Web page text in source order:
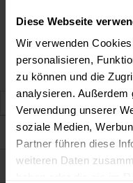
Diese Webseite
Wir verwenden
personalisieren,
zu können und die
analysieren. Außerdem
Verwendung unserer
soziale Medien,
Partner führen diese
weiteren Daten
Volvox by
Darum sind wir
Service